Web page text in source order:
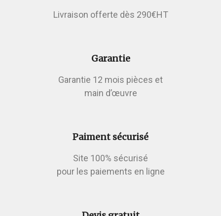
Livraison offerte dès 290€HT
Garantie
Garantie 12 mois pièces et
main d’œuvre
Paiment sécurisé
Site 100% sécurisé
pour les paiements en ligne